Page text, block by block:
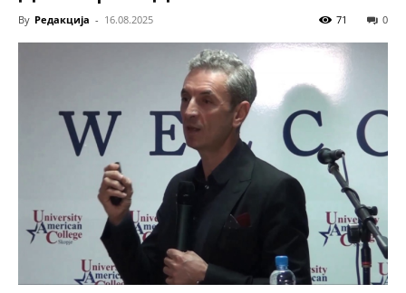
By Редакција - 16.08.2025 0
71